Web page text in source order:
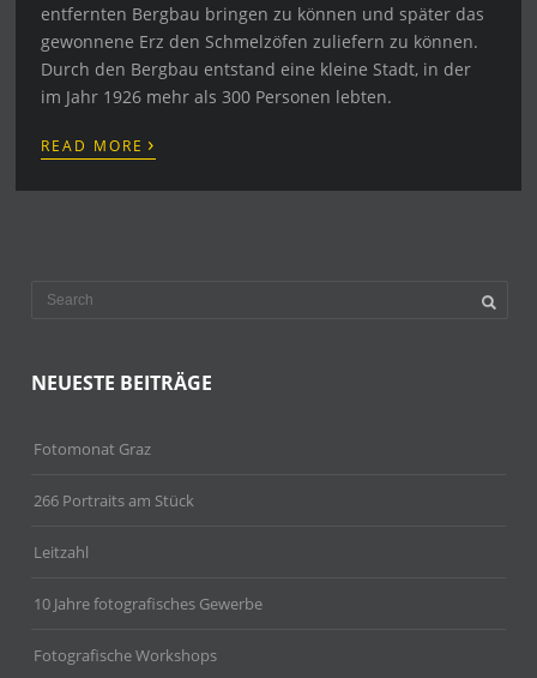
entfernten Bergbau bringen zu können und später das
gewonnene Erz den Schmelzöfen zuliefern zu können.
Durch den Bergbau entstand eine kleine Stadt, in der
im Jahr 1926 mehr als 300 Personen lebten.
READ MORE ›
NEUESTE BEITRÄGE
Fotomonat Graz
266 Portraits am Stück
Leitzahl
10 Jahre fotografisches Gewerbe
Fotografische Workshops